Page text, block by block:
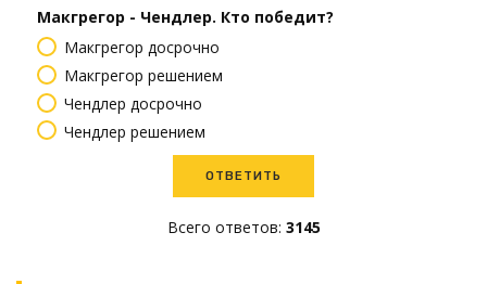
Макгрегор - Чендлер. Кто победит?
Макгрегор досрочно
Макгрегор решением
Чендлер досрочно
Чендлер решением
Всего ответов: 3145